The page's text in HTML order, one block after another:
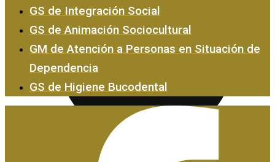
Certificados de Profesionalidad
GS de Integración Social
GS de Animación Sociocultural
GM de Atención a Personas en Situación de
Dependencia
GS de Higiene Bucodental